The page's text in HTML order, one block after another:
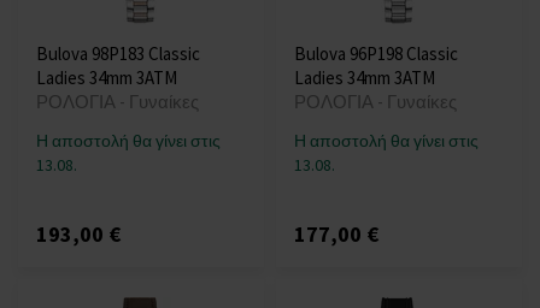
Bulova 98P183 Classic
Ladies 34mm 3ATM
ΡΟΛΟΓΙΑ - Γυναίκες
Η αποστολή θα γίνει στις
13.08.
193,00 €
Bulova 96P198 Classic
Ladies 34mm 3ATM
ΡΟΛΟΓΙΑ - Γυναίκες
Η αποστολή θα γίνει στις
13.08.
177,00 €